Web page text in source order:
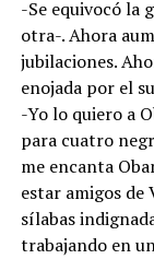
-Se equivocó la
otra-. Ahora
jubilaciones.
enojada por el
-Yo lo quiero a
para cuatro
me encanta
estar amigos de
sílabas
trabajando en